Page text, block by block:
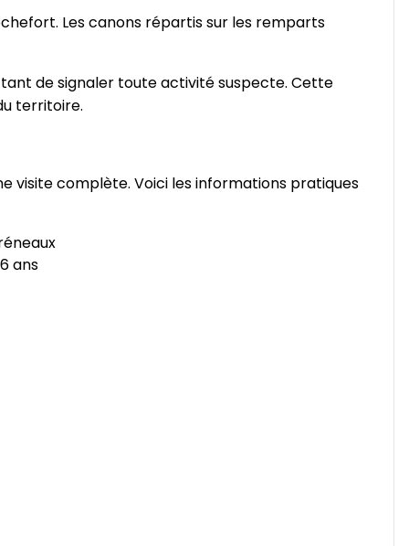
Les canons répartis sur les remparts
de signaler toute activité suspecte. Cette
territoire.
visite complète. Voici les informations pratiques
ans